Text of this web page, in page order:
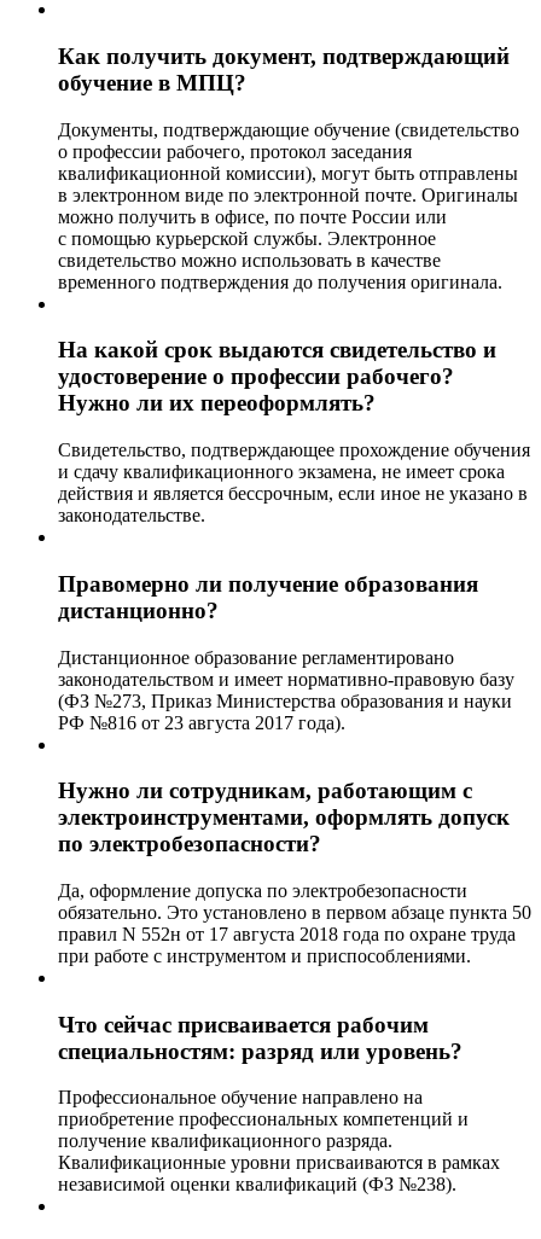
Как получить документ, подтверждающий
обучение в МПЦ?
Документы, подтверждающие обучение (свидетельство
о профессии рабочего, протокол заседания
квалификационной комиссии), могут быть отправлены
в электронном виде по электронной почте. Оригиналы
можно получить в офисе, по почте России или
с помощью курьерской службы. Электронное
свидетельство можно использовать в качестве
временного подтверждения до получения оригинала.
На какой срок выдаются свидетельство и
удостоверение о профессии рабочего?
Нужно ли их переоформлять?
Свидетельство, подтверждающее прохождение обучения
и сдачу квалификационного экзамена, не имеет срока
действия и является бессрочным, если иное не указано в
законодательстве.
Правомерно ли получение образования
дистанционно?
Дистанционное образование регламентировано
законодательством и имеет нормативно-правовую базу
(ФЗ №273, Приказ Министерства образования и науки
РФ №816 от 23 августа 2017 года).
Нужно ли сотрудникам, работающим с
электроинструментами, оформлять допуск
по электробезопасности?
Да, оформление допуска по электробезопасности
обязательно. Это установлено в первом абзаце пункта 50
правил N 552н от 17 августа 2018 года по охране труда
при работе с инструментом и приспособлениями.
Что сейчас присваивается рабочим
специальностям: разряд или уровень?
Профессиональное обучение направлено на
приобретение профессиональных компетенций и
получение квалификационного разряда.
Квалификационные уровни присваиваются в рамках
независимой оценки квалификаций (ФЗ №238).